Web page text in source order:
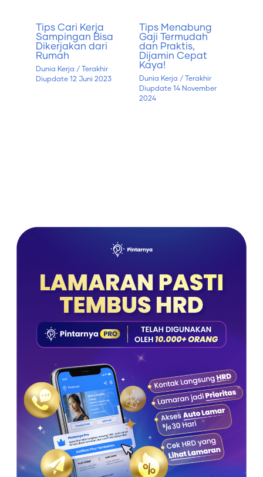
Tips Cari Kerja
Sampingan Bisa
Dikerjakan dari
Rumah
Dunia Kerja / Terakhir
Diupdate 12 Juni 2023
Tips Menabung
Gaji Termudah
dan Praktis,
Dijamin Cepat
Kaya!
Dunia Kerja / Terakhir
Diupdate14 November
2024